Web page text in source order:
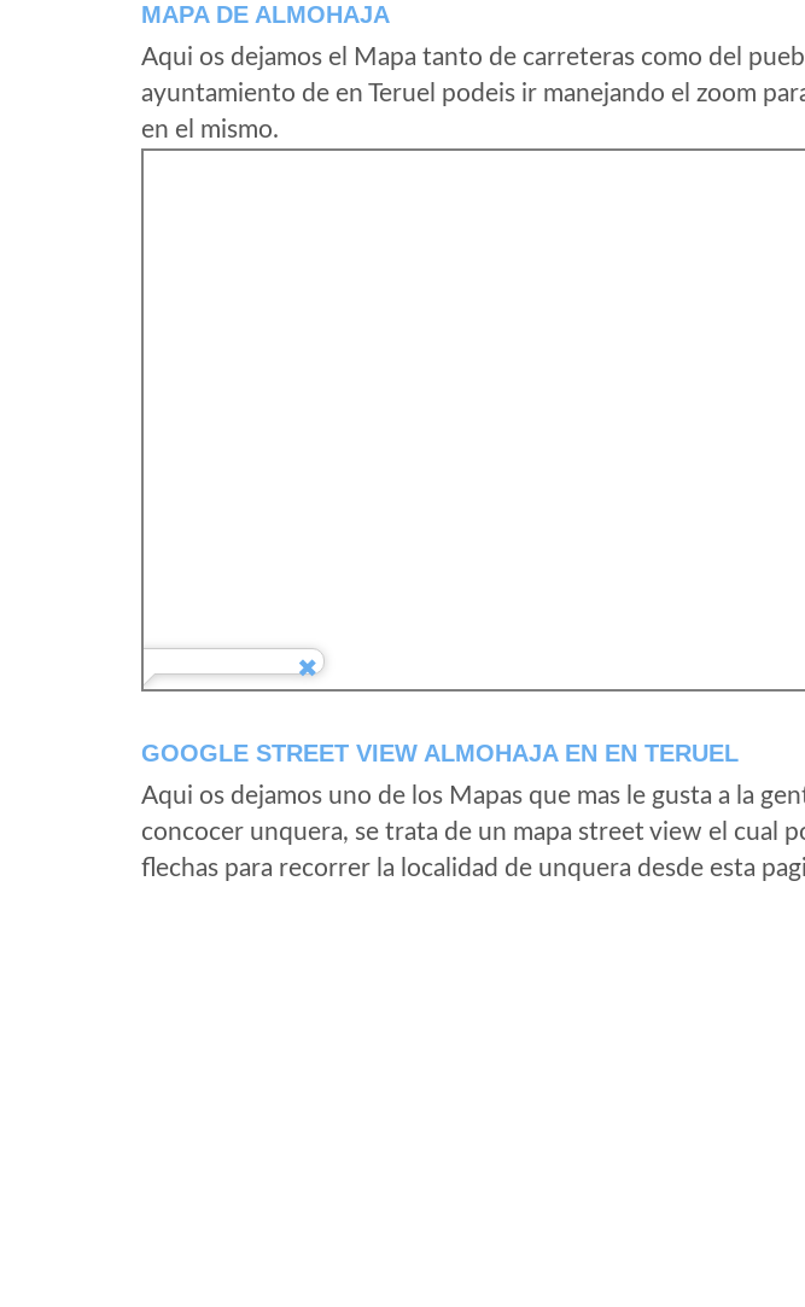
MAPA DE ALMOHAJA
Aqui os dejamos el Mapa tanto de carreteras como del
ayuntamiento de en Teruel podeis ir manejando el zoom
en el mismo.
GOOGLE STREET VIEW ALMOHAJA EN EN TERUEL
Aqui os dejamos uno de los Mapas que mas le gusta a la
concocer unquera, se trata de un mapa street view el cual
flechas para recorrer la localidad de unquera desde esta